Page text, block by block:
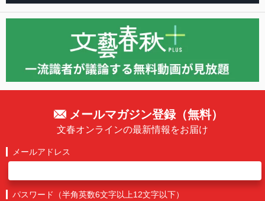
メールマガジン登録（無料）
文春オンラインの最新情報をお届け
メールアドレス
パスワード（半角英数6文字以上12文字以下）